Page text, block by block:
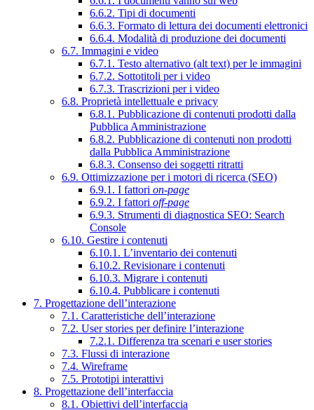
6.6.2. Tipi di documenti
6.6.3. Formato di lettura dei documenti elettronici
6.6.4. Modalità di produzione dei documenti
6.7. Immagini e video
6.7.1. Testo alternativo (alt text) per le immagini
6.7.2. Sottotitoli per i video
6.7.3. Trascrizioni per i video
6.8. Proprietà intellettuale e privacy
6.8.1. Pubblicazione di contenuti prodotti dalla
Pubblica Amministrazione
6.8.2. Pubblicazione di contenuti non prodotti
dalla Pubblica Amministrazione
6.8.3. Consenso dei soggetti ritratti
6.9. Ottimizzazione per i motori di ricerca (SEO)
6.9.1. I fattori on-page
6.9.2. I fattori off-page
6.9.3. Strumenti di diagnostica SEO: Search
Console
6.10. Gestire i contenuti
6.10.1. L’inventario dei contenuti
6.10.2. Revisionare i contenuti
6.10.3. Migrare i contenuti
6.10.4. Pubblicare i contenuti
7. Progettazione dell’interazione
7.1. Caratteristiche dell’interazione
7.2. User stories per definire l’interazione
7.2.1. Differenza tra scenari e user stories
7.3. Flussi di interazione
7.4. Wireframe
7.5. Prototipi interattivi
8. Progettazione dell’interfaccia
8.1. Obiettivi dell’interfaccia